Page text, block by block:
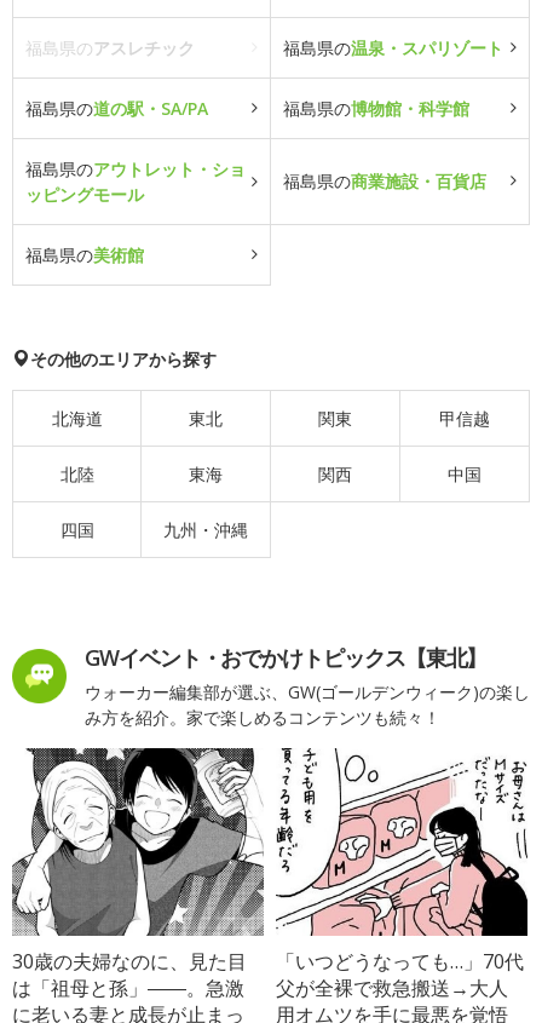
福島県のアスレチック 福島県の温泉・スパリゾート
福島県の道の駅・SA/PA 福島県の博物館・科学館
福島県のアウトレット・ショ
ッピングモール
福島県の商業施設・百貨店
福島県の美術館
その他のエリアから探す
北海道 東北 関東 甲信越
北陸 東海 関西 中国
四国 九州・沖縄
GWイベント・おでかけトピックス【東北】
ウォーカー編集部が選ぶ、GW(ゴールデンウィーク)の楽し
み方を紹介。家で楽しめるコンテンツも続々！
30歳の夫婦なのに、見た目
は「祖母と孫」――。急激
に老いる妻と成長が止まっ
「いつどうなっても…」70代
父が全裸で救急搬送→大人
用オムツを手に最悪を覚悟